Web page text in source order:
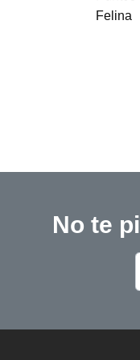
No te